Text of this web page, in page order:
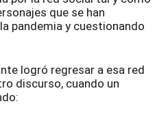
que se han
pandemia y cuestionando
logró regresar a esa red
discurso, cuando un